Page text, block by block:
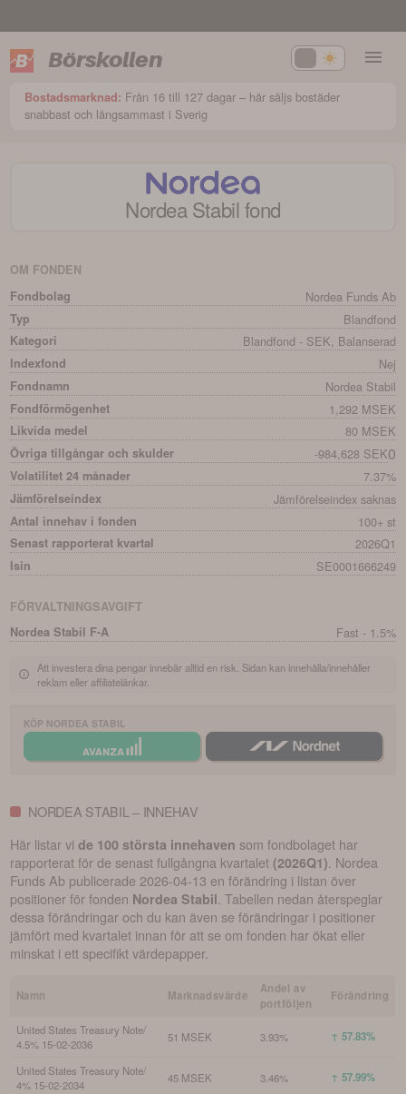
Börskollen
Bostadsmarknad: Från 16 till 127 dagar – här säljs bostäder
snabbast och långsammast i Sverig
Nordea Stabil fond
OM FONDEN
Fondbolag
Nordea Funds Ab
Typ Blandfond
Kategori Blandfond - SEK, Balanserad
Indexfond Nej
Fondnamn Nordea Stabil
Fondförmögenhet 1,292 MSEK
Likvida medel 80 MSEK
Övriga tillgångar och skulder -984,628 SEK0
Volatilitet 24 månader 7.37%
Jämförelseindex Jämförelseindex saknas
Antal innehav i fonden 100+ st
Senast rapporterat kvartal 2026Q1
Isin SE0001666249
FÖRVALTNINGSAVGIFT
Nordea Stabil F-A
Fast - 1.5%
Att investera dina pengar innebär alltid en risk. Sidan kan innehålla/innehåller
reklam eller affiliatelänkar.
KÖP NORDEA STABIL
NORDEA STABIL – INNEHAV
Här listar vide 100 största innehaven som fondbolaget har
rapporterat för de senast fullgångna kvartalet (2026Q1) Nordea
Funds Ab publicerade 2026-04-13 en förändring i listan över
positioner för fonden Nordea Stabil . Tabellen nedan återspeglar
dessa förändringar och du kan även se förändringar i positioner
jämfört med kvartalet innan för att se om fonden har ökat eller
minskat i ett specifikt värdepapper.
Namn Marknadsvärde
Andel av
portföljen
Förändring
United States Treasury Note/
4.5% 15-02-2036
51 MSEK 3.93% ↑ 57.83%
United States Treasury Note/
4% 15-02-2034
45 MSEK 3.46% ↑ 57.99%